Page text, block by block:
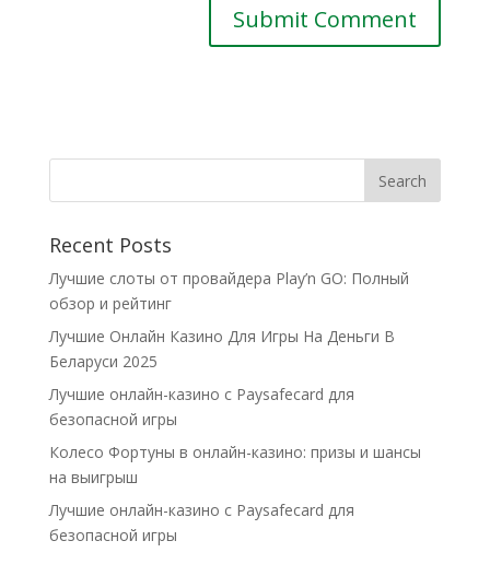
Recent Posts
Лучшие слоты от провайдера Play’n GO: Полный
обзор и рейтинг
Лучшие Онлайн Казино Для Игры На Деньги В
Беларуси 2025
Лучшие онлайн-казино с Paysafecard для
безопасной игры
Колесо Фортуны в онлайн-казино: призы и шансы
на выигрыш
Лучшие онлайн-казино с Paysafecard для
безопасной игры